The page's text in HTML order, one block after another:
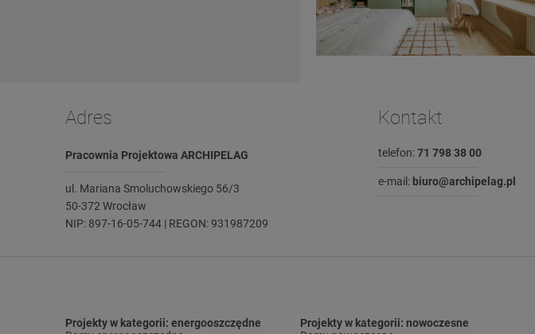
Adres
Pracownia Projektowa ARCHIPELAG
ul. Mariana Smoluchowskiego 56/3
50-372 Wrocław
NIP: 897-16-05-744 | REGON: 931987209
Kontakt
telefon: 71 798 38 00
e-mail: biuro@archipelag.pl
Projekty w kategorii: energooszczędne
Projekty w kategorii: nowoczesne